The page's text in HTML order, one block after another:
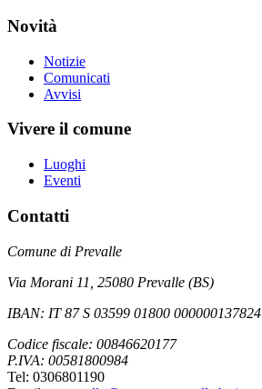
Novità
Notizie
Comunicati
Avvisi
Vivere il comune
Luoghi
Eventi
Contatti
Comune di Prevalle
Via Morani 11, 25080 Prevalle (BS)
IBAN: IT 87 S 03599 01800 000000137824
Codice fiscale: 00846620177
P.IVA: 00581800984
Tel: 0306801190